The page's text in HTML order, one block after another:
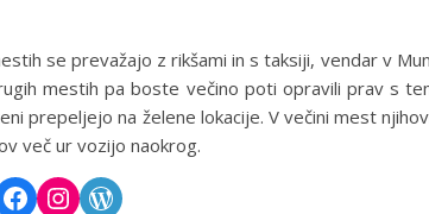
se prevažajo z rikšami in s taksiji, vendar v
mestih pa boste večino poti opravili prav s
prepeljejo na želene lokacije. V večini mest
več ur vozijo naokrog.